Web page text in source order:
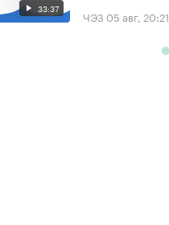
33:37 ЧЭЗ 05 авг, 20:21